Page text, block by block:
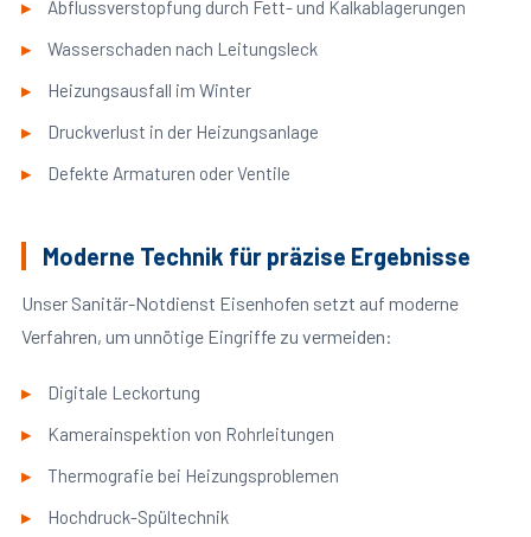
Abflussverstopfung durch Fett- und Kalkablagerungen
Wasserschaden nach Leitungsleck
Heizungsausfall im Winter
Druckverlust in der Heizungsanlage
Defekte Armaturen oder Ventile
Moderne Technik für präzise Ergebnisse
Unser Sanitär-Notdienst Eisenhofen setzt auf moderne
Verfahren, um unnötige Eingriffe zu vermeiden:
Digitale Leckortung
Kamerainspektion von Rohrleitungen
Thermografie bei Heizungsproblemen
Hochdruck-Spültechnik